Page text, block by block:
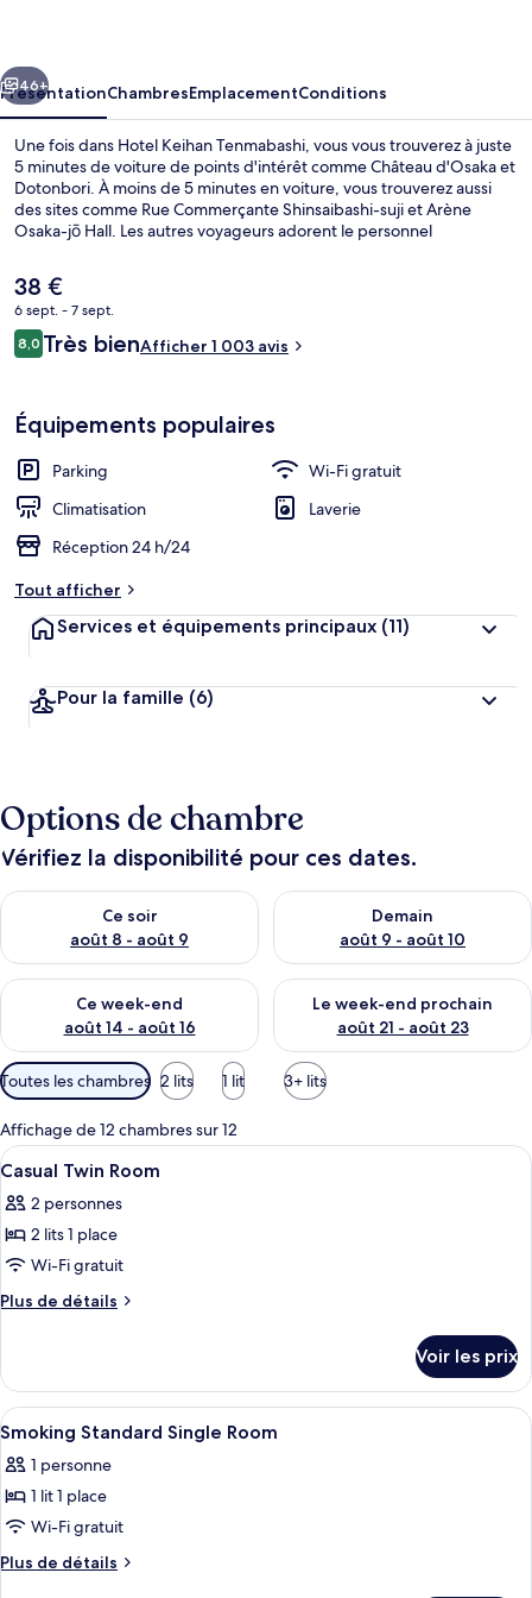
Restaurant
Suivant
46+
PrésentationChambresEmplacementConditions
Une fois dans Hotel Keihan Tenmabashi, vous vous trouverez à juste
5 minutes de voiture de points d'intérêt comme Château d'Osaka et
Dotonbori. À moins de 5 minutes en voiture, vous trouverez aussi
des sites comme Rue Commerçante Shinsaibashi-suji et Arène
Osaka-jō Hall. Les autres voyageurs adorent le personnel
pied des transports publics : Station de métro Tanimachi Yonchōme
se trouve à 11 min et Gare d'Ōsakajō-kitazume, à 12 min.
Le
prix
actuel
est
38 €
6 sept. - 7 sept.
Avis
voyageurs
8,08,0 sur 10
Très bienAfficher 1 003 avis
Équipements populaires
Parking
Wi-Fi gratuit
Climatisation
Laverie
Réception 24 h/24
Tout afficher
Services et équipements principaux (11)
Pour la famille (6)
Options de chambre
Vérifiez la disponibilité pour ces dates.
Ce soir
août 8 - août 9
Vérifier la disponibilité pour ce soir août 8 - août 9
Demain
août 9 - août 10
Vérifier la disponibilité pour
Ce week-end
août 14 - août 16
Vérifier la disponibilité pour ce week-end août 14 - août 16
Le week-end prochain
août 21 - août 23
Vérifier la disponibilité pour
Filtres
disponibles
pour
les
chambres
Toutes les chambres 2 lits 1 lit 3+ lits
Affichage de 12 chambres sur 12
Afficher
toutes
les
photos
pour
ce
chambre :
Casual
Twin
Room
17
Casual Twin Room
2 personnes
2 lits 1 place
Wi-Fi gratuit
Plus de détails
Plus
le
type
de
chambre
Casual
Twin
Voir les prix
Afficher
toutes
les
photos
pour
ce
Une chambre d’hôtel comprenant
1
Smoking Standard Single Room
1 personne
1 lit 1 place
Wi-Fi gratuit
Plus de détails
Plus